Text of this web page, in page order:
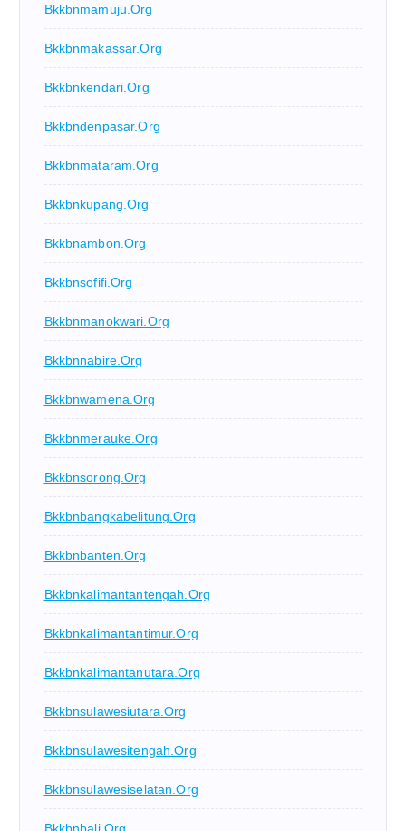
Bkkbnmamuju.org
Bkkbnmakassar.org
Bkkbnkendari.org
Bkkbndenpasar.org
Bkkbnmataram.org
Bkkbnkupang.org
Bkkbnambon.org
Bkkbnsofifi.org
Bkkbnmanokwari.org
Bkkbnnabire.org
Bkkbnwamena.org
Bkkbnmerauke.org
Bkkbnsorong.org
Bkkbnbangkabelitung.org
Bkkbnbanten.org
Bkkbnkalimantantengah.org
Bkkbnkalimantantimur.org
Bkkbnkalimantanutara.org
Bkkbnsulawesiutara.org
Bkkbnsulawesitengah.org
Bkkbnsulawesiselatan.org
Bkkbnbali.org